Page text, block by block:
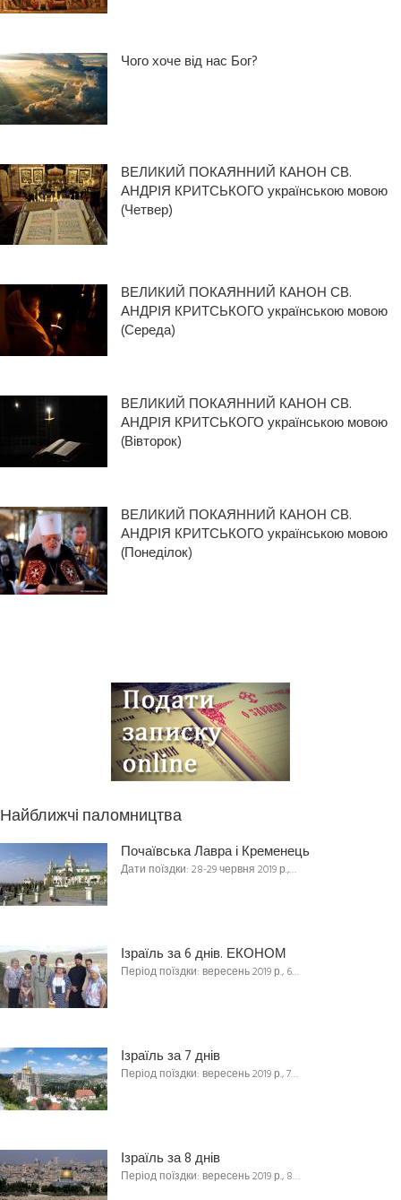
Чого хоче від нас Бог?
ВЕЛИКИЙ ПОКАЯННИЙ КАНОН СВ.
АНДРІЯ КРИТСЬКОГО українською мовою
(Четвер)
ВЕЛИКИЙ ПОКАЯННИЙ КАНОН СВ.
АНДРІЯ КРИТСЬКОГО українською мовою
(Середа)
ВЕЛИКИЙ ПОКАЯННИЙ КАНОН СВ.
АНДРІЯ КРИТСЬКОГО українською мовою
(Вівторок)
ВЕЛИКИЙ ПОКАЯННИЙ КАНОН СВ.
АНДРІЯ КРИТСЬКОГО українською мовою
(Понеділок)
Найближчі паломництва
Почаївська Лавра і Кременець
Дати поїздки: 28-29 червня 2019 р.,…
Ізраїль за 6 днів. ЕКОНОМ
Період поїздки: вересень 2019 р., 6…
Ізраїль за 7 днів
Період поїздки: вересень 2019 р., 7…
Ізраїль за 8 днів
Період поїздки: вересень 2019 р., 8…